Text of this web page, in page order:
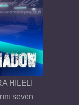
HİLELİ
seven